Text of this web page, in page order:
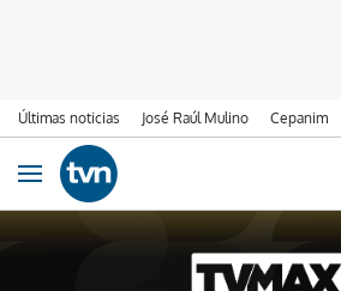
Últimas noticias José Raúl Mulino Cepanim
Ir al contenido
Obrir navegació